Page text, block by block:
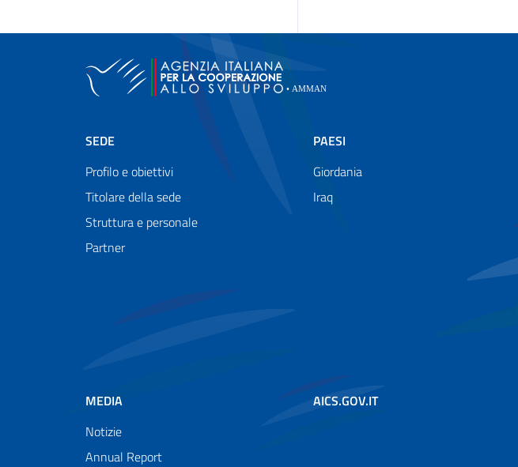
SEDE
Profilo e obiettivi
Titolare della sede
Struttura e personale
Partner
PAESI
Giordania
Iraq
MEDIA
Notizie
Annual Report
AICS.GOV.IT